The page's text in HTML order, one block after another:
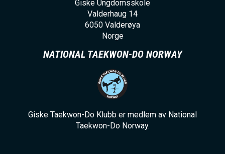
Giske Ungdomsskole
Valderhaug 14
6050 Valderøya
Norge
NATIONAL TAEKWON-DO NORWAY
Giske Taekwon-Do Klubb er medlem av National
Taekwon-Do Norway.